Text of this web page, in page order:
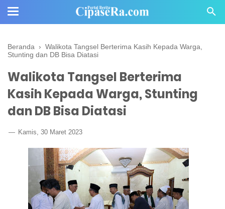
Beranda › Walikota Tangsel Berterima Kasih Kepada Warga,
Stunting dan DB Bisa Diatasi
Walikota Tangsel Berterima
Kasih Kepada Warga, Stunting
dan DB Bisa Diatasi
Kamis, 30 Maret 2023